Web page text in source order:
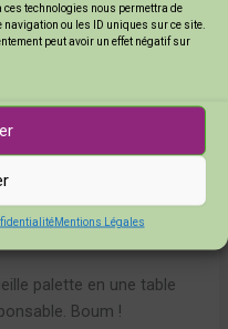
technologies nous permettra de
ou les ID uniques sur ce site.
peut avoir un effet négatif sur
Mentions Légales
: Remplacer les
modernes ou vintage
d’une
changez le tissu ou
du confort et du
palette en une table
Boum !